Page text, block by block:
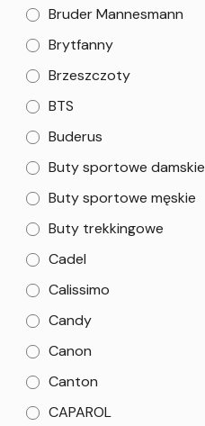
Bruder Mannesmann
Brytfanny
Brzeszczoty
BTS
Buderus
Buty sportowe damskie
Buty sportowe męskie
Buty trekkingowe
Cadel
Calissimo
Candy
Canon
Canton
CAPAROL